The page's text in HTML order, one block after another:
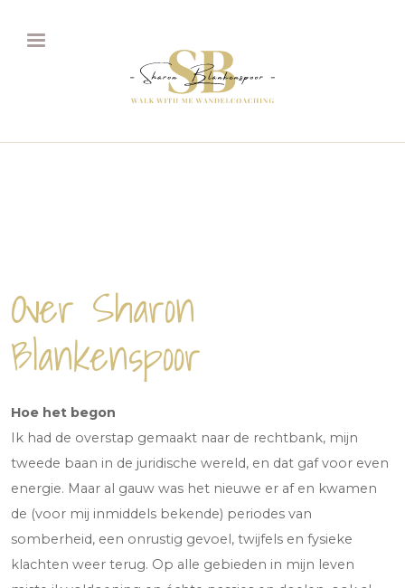
Over Sharon
Blankenspoor
Hoe het begon
Ik had de overstap gemaakt naar de rechtbank, mijn
tweede baan in de juridische wereld, en dat gaf voor even
energie. Maar al gauw was het nieuwe er af en kwamen
de (voor mij inmiddels bekende) periodes van
somberheid, een onrustig gevoel, twijfels en fysieke
klachten weer terug. Op alle gebieden in mijn leven